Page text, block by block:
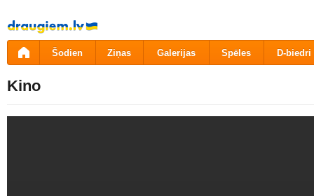
Pāriet
uz
saturu
Šodien Ziņas Galerijas Spēles D-biedri
Kino